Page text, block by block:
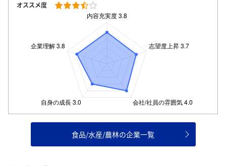
オススメ度
食品/水産/農林の企業一覧